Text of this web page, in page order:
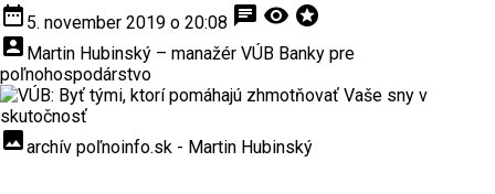
date_range 5. november 2019 o 20:08 chat visibility stars
account_box Martin Hubinský – manažér VÚB Banky pre
poľnohospodárstvo
insert_photoarchív poľnoinfo.sk - Martin Hubinský